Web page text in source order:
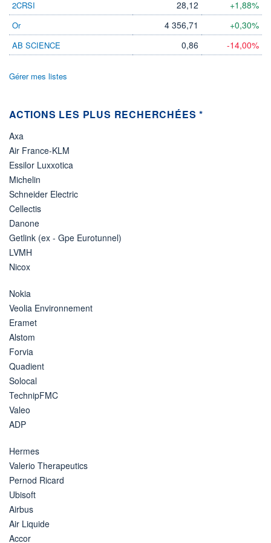
DIVIDENDE
-
PROCHAIN
DIVIDENDE
-
ÉLIGIBILITÉ
Non éligible
+ PORTEFEUILLE
2CRSI 28,12 +1,88%
Or 4 356,71 +0,30%
AB SCIENCE 0,86 -14,00%
Gérer mes listes
ACTIONS LES PLUS RECHERCHÉES *
Axa
Air France-KLM
Essilor Luxxotica
Michelin
Schneider Electric
Cellectis
Danone
Getlink (ex - Gpe Eurotunnel)
LVMH
Nicox
Nokia
Veolia Environnement
Eramet
Alstom
Forvia
Quadient
Solocal
TechnipFMC
Valeo
ADP
Hermes
Valerio Therapeutics
Pernod Ricard
Ubisoft
Airbus
Air Liquide
Accor